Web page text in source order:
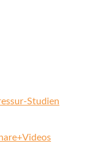
Studien